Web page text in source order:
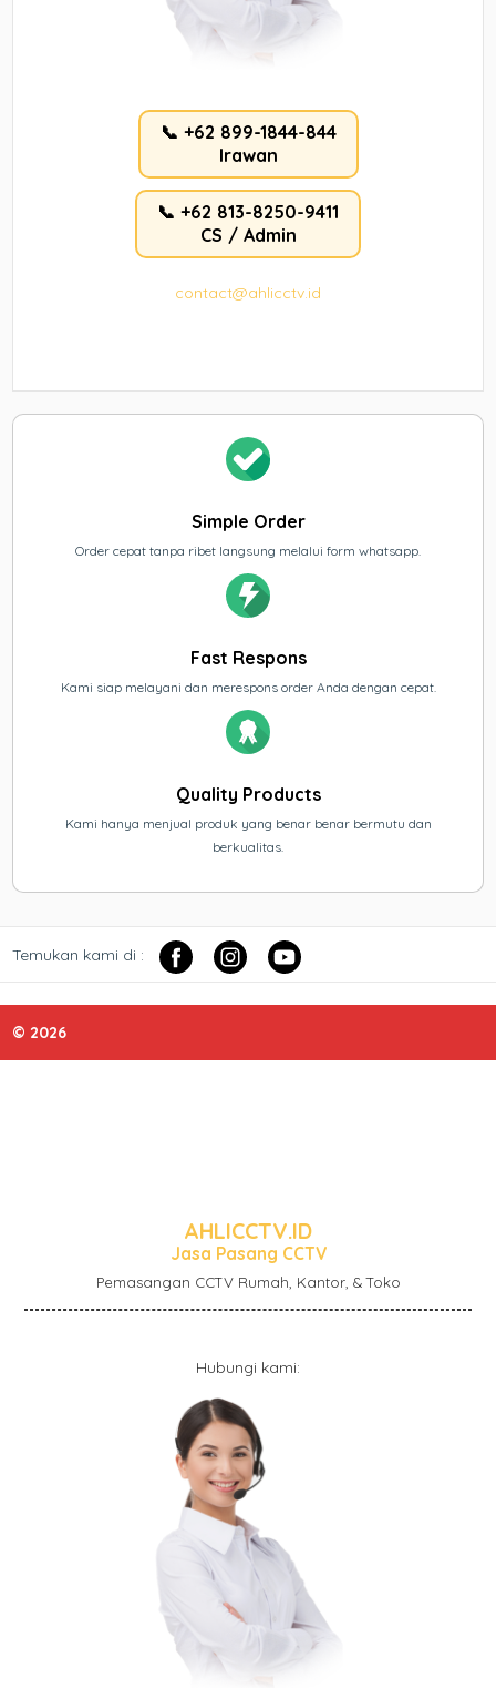
📞 +62 899-1844-844
Irawan
📞 +62 813-8250-9411
CS / Admin
contact@ahlicctv.id
Simple Order
Order cepat tanpa ribet langsung melalui form whatsapp.
Fast Respons
Kami siap melayani dan merespons order Anda dengan cepat.
Quality Products
Kami hanya menjual produk yang benar benar bermutu dan
berkualitas.
Temukan kami di :
© 2026
AHLICCTV.ID
Jasa Pasang CCTV
Pemasangan CCTV Rumah, Kantor, & Toko
Hubungi kami: